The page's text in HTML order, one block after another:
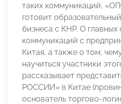
таких коммуникаций,
готовит
бизнеса с КНР. О главных
коммуникаций с
Китая, а также о том,
научиться участники
рассказывает
РОССИИ» в Китае
основатель торгово-